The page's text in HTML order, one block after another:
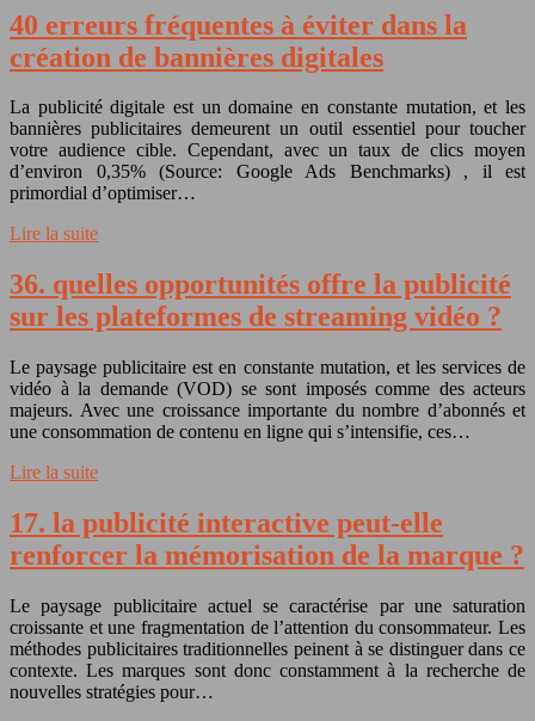
40 erreurs fréquentes à éviter dans la
création de bannières digitales
La publicité digitale est un domaine en constante mutation, et les
bannières publicitaires demeurent un outil essentiel pour toucher
votre audience cible. Cependant, avec un taux de clics moyen
d’environ 0,35% (Source: Google Ads Benchmarks) , il est
primordial d’optimiser…
Lire la suite
36. quelles opportunités offre la publicité
sur les plateformes de streaming vidéo ?
Le paysage publicitaire est en constante mutation, et les services de
vidéo à la demande (VOD) se sont imposés comme des acteurs
majeurs. Avec une croissance importante du nombre d’abonnés et
une consommation de contenu en ligne qui s’intensifie, ces…
Lire la suite
17. la publicité interactive peut-elle
renforcer la mémorisation de la marque ?
Le paysage publicitaire actuel se caractérise par une saturation
croissante et une fragmentation de l’attention du consommateur. Les
méthodes publicitaires traditionnelles peinent à se distinguer dans ce
contexte. Les marques sont donc constamment à la recherche de
nouvelles stratégies pour…